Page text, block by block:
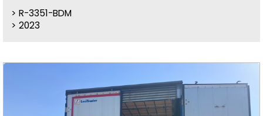
R-3351-BDM
2023